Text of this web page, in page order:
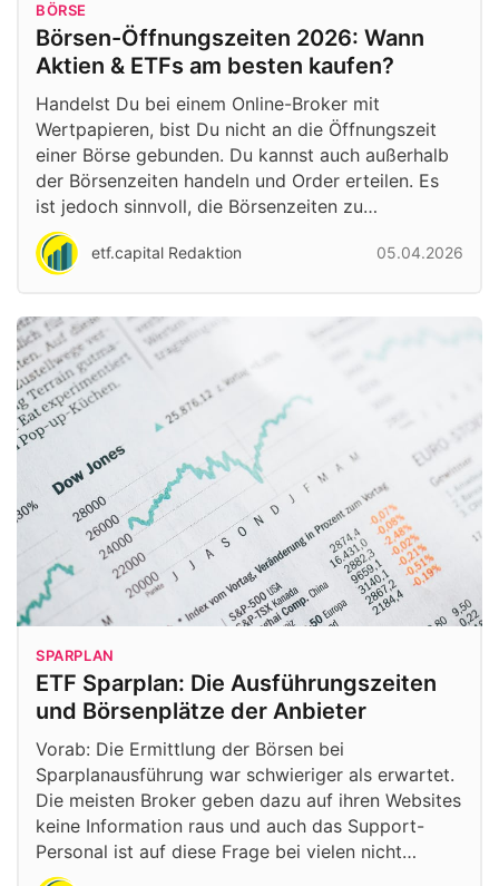
BÖRSE
Börsen-Öffnungszeiten 2026: Wann
Aktien & ETFs am besten kaufen?
Handelst Du bei einem Online-Broker mit
Wertpapieren, bist Du nicht an die Öffnungszeit
einer Börse gebunden. Du kannst auch außerhalb
der Börsenzeiten handeln und Order erteilen. Es
ist jedoch sinnvoll, die Börsenzeiten zu…
etf.capital Redaktion 05.04.2026
SPARPLAN
ETF Sparplan: Die Ausführungszeiten
und Börsenplätze der Anbieter
Vorab: Die Ermittlung der Börsen bei
Sparplanausführung war schwieriger als erwartet.
Die meisten Broker geben dazu auf ihren Websites
keine Information raus und auch das Support-
Personal ist auf diese Frage bei vielen nicht…